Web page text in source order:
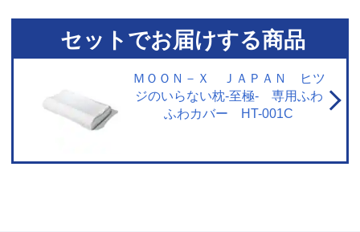
セットでお届けする商品
ＭＯＯＮ－Ｘ ＪＡＰＡＮ ヒツ
ジのいらない枕‐至極‐ 専用ふわ
ふわカバー HT-001C